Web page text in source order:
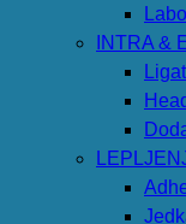
INTRA &